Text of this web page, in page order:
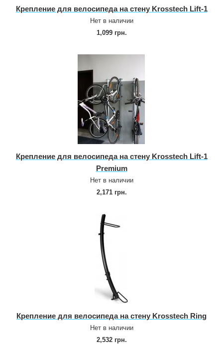
Крепление для велосипеда на стену Krosstech Lift‑1
Нет в наличии
1,099 грн.
Крепление для велосипеда на стену Krosstech Lift‑1
Premium
Нет в наличии
2,171 грн.
Крепление для велосипеда на стену Krosstech Ring
Нет в наличии
2,532 грн.